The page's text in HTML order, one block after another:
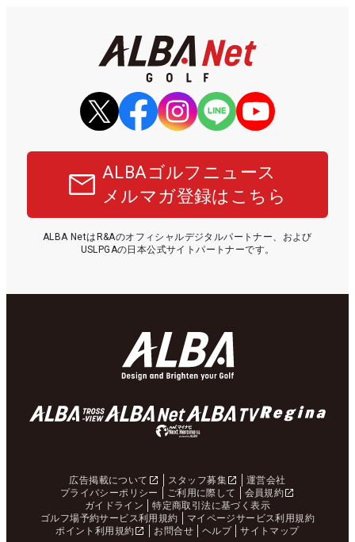
ALBAゴルフニュース
メルマガ登録はこちら
ALBA NetはR&Aのオフィシャルデジタルパートナー、および
USLPGAの日本公式サイトパートナーです。
広告掲載について スタッフ募集
運営会社
プライバシーポリシー
ご利用に際して
会員規約
ガイドライン
特定商取引法に基づく表示
ゴルフ場予約サービス利用規約
マイページサービス利用規約
ポイント利用規約
お問合せ ヘルプ サイトマップ